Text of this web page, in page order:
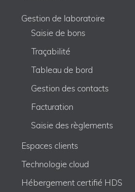
Gestion de laboratoire
Saisie de bons
Traçabilité
Tableau de bord
Gestion des contacts
Facturation
Saisie des règlements
Espaces clients
Technologie cloud
Hébergement certifié HDS